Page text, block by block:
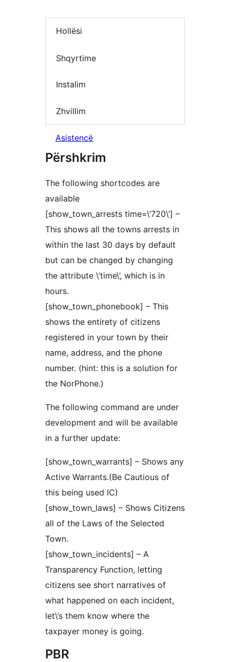
Hollësi
Shqyrtime
Instalim
Zhvillim
Asistencë
Përshkrim
The following shortcodes are
available
[show_town_arrests time=\’720\’] –
This shows all the towns arrests in
within the last 30 days by default
but can be changed by changing
the attribute \’time\’, which is in
hours.
[show_town_phonebook] – This
shows the entirety of citizens
registered in your town by their
name, address, and the phone
number. (hint: this is a solution for
the NorPhone.)
The following command are under
development and will be available
in a further update:
[show_town_warrants] – Shows any
Active Warrants.(Be Cautious of
this being used IC)
[show_town_laws] – Shows Citizens
all of the Laws of the Selected
Town.
[show_town_incidents] – A
Transparency Function, letting
citizens see short narratives of
what happened on each incident,
let\’s them know where the
taxpayer money is going.
PBR